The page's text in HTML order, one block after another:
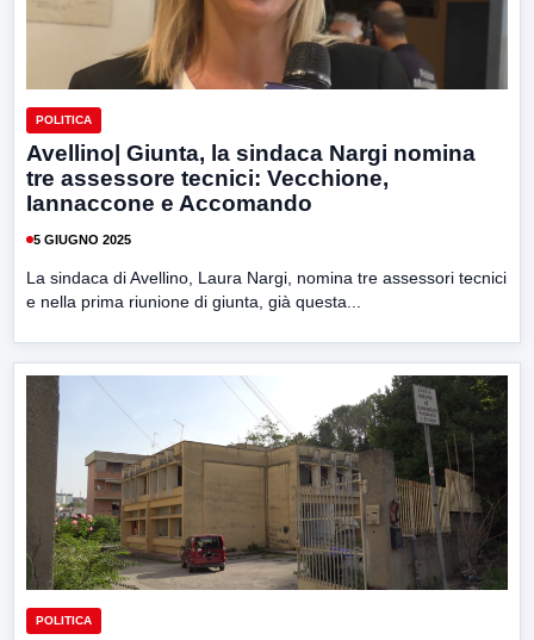
POLITICA
Avellino| Giunta, la sindaca Nargi nomina
tre assessore tecnici: Vecchione,
Iannaccone e Accomando
5 GIUGNO 2025
La sindaca di Avellino, Laura Nargi, nomina tre assessori tecnici
e nella prima riunione di giunta, già questa...
POLITICA